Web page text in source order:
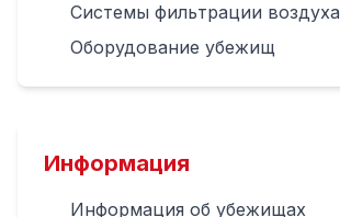
Системы фильтрации воздуха
Оборудование убежищ
Информация
Информация об убежищах